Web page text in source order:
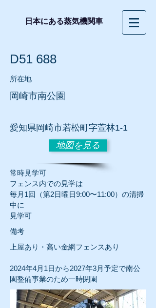
日本にある蒸気機関車
D51 688
所在地
岡崎市南公園
愛知県岡崎市若松町字萱林1-1
地図を見る
常時見学可
フェンス内での見学は
毎月1回（第2日曜日9:00〜11:00）の清掃
中に
見学可
​備考
上屋あり・高い金網フェンスあり
2024年4月1日から2027年3月予定で南公
園整備事業のため一時閉園